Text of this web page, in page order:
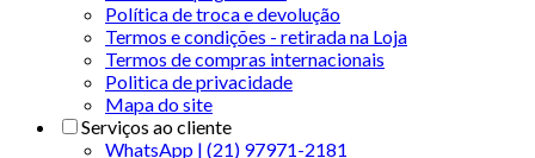
Política de troca e devolução
Termos e condições - retirada na Loja
Termos de compras internacionais
Politica de privacidade
Mapa do site
Serviços ao cliente
WhatsApp | (21) 97971-2181